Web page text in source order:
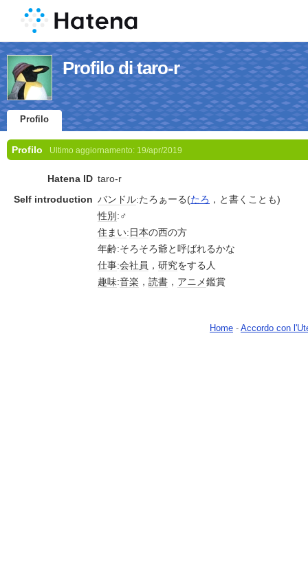
Profilo di taro-r
Profilo
Profilo Ultimo aggiornamento: 19/apr/2019
Hatena ID taro-r
Self introduction バンドル:たろぁーる(たろ ，と書くことも)
性別 :♂
住まい:日本の西の方
年齢:そろそろ爺と呼ばれるかな
仕事:会社員 ， 研究をする人
趣味:音楽 ， 読書 ， アニメ鑑賞
Home - Accordo con